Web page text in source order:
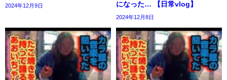
2024年12月9日
になった… 【日常vlog】
2024年12月8日